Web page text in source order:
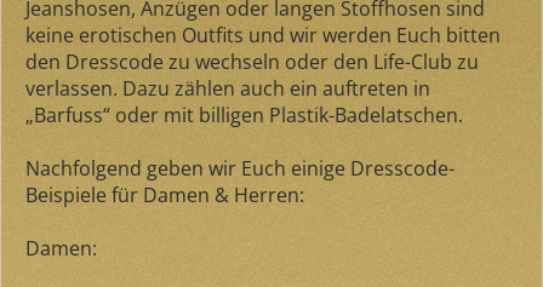
Jeanshosen, Anzügen oder langen Stoffhosen sind
keine erotischen Outfits und wir werden Euch bitten
den Dresscode zu wechseln oder den Life-Club zu
verlassen. Dazu zählen auch ein auftreten in
„Barfuss“ oder mit billigen Plastik-Badelatschen.
Nachfolgend geben wir Euch einige Dresscode-
Beispiele für Damen & Herren:
Damen: